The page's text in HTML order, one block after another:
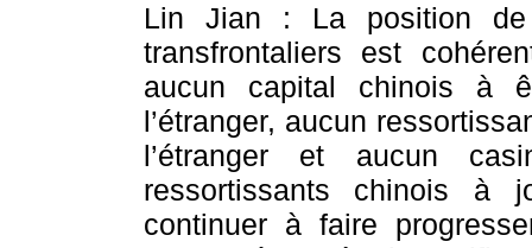
Lin Jian : La position
transfrontaliers est
aucun capital chinois à
l’étranger, aucun
l’étranger et aucun
ressortissants chinois à
continuer à faire